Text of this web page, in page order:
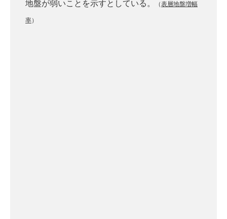
地盤が弱いことを示すとしている。
（表層地盤増幅
率）